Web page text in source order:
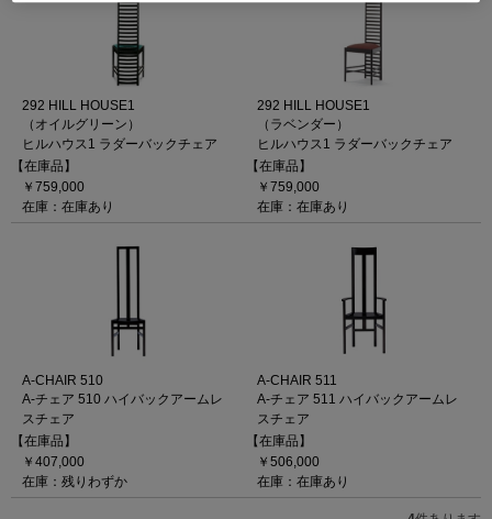
292 HILL HOUSE1
（オイルグリーン）
ヒルハウス1 ラダーバックチェア
【在庫品】
￥759,000
在庫：在庫あり
292 HILL HOUSE1
（ラベンダー）
ヒルハウス1 ラダーバックチェア
【在庫品】
￥759,000
在庫：在庫あり
A-CHAIR 510
A-チェア 510 ハイバックアームレ
スチェア
【在庫品】
￥407,000
在庫：残りわずか
A-CHAIR 511
A-チェア 511 ハイバックアームレ
スチェア
【在庫品】
￥506,000
在庫：在庫あり